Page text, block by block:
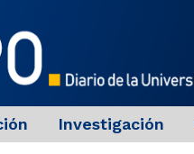
Investigación